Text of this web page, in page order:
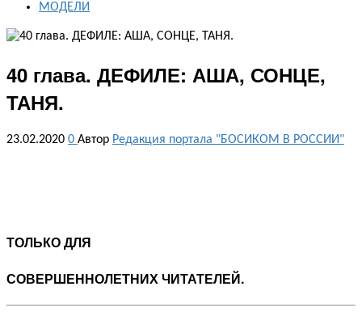
МОДЕЛИ
40 глава. ДЕФИЛЕ: АША, СОНЦЕ,
ТАНЯ.
23.02.2020 0 Автор Редакция портала "БОСИКОМ В РОССИИ"
ТОЛЬКО ДЛЯ
СОВЕРШЕННОЛЕТНИХ ЧИТАТЕЛЕЙ.